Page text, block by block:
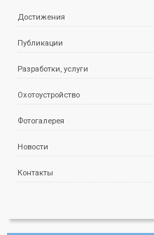
Достижения
Публикации
Разработки, услуги
Охотоустройство
Фотогалерея
Новости
Контакты